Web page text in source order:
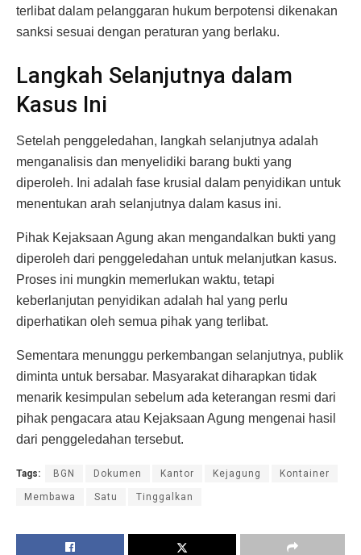
terlibat dalam pelanggaran hukum berpotensi dikenakan
sanksi sesuai dengan peraturan yang berlaku.
Langkah Selanjutnya dalam
Kasus Ini
Setelah penggeledahan, langkah selanjutnya adalah
menganalisis dan menyelidiki barang bukti yang
diperoleh. Ini adalah fase krusial dalam penyidikan untuk
menentukan arah selanjutnya dalam kasus ini.
Pihak Kejaksaan Agung akan mengandalkan bukti yang
diperoleh dari penggeledahan untuk melanjutkan kasus.
Proses ini mungkin memerlukan waktu, tetapi
keberlanjutan penyidikan adalah hal yang perlu
diperhatikan oleh semua pihak yang terlibat.
Sementara menunggu perkembangan selanjutnya, publik
diminta untuk bersabar. Masyarakat diharapkan tidak
menarik kesimpulan sebelum ada keterangan resmi dari
pihak pengacara atau Kejaksaan Agung mengenai hasil
dari penggeledahan tersebut.
Tags: BGN Dokumen Kantor Kejagung Kontainer
Membawa Satu Tinggalkan